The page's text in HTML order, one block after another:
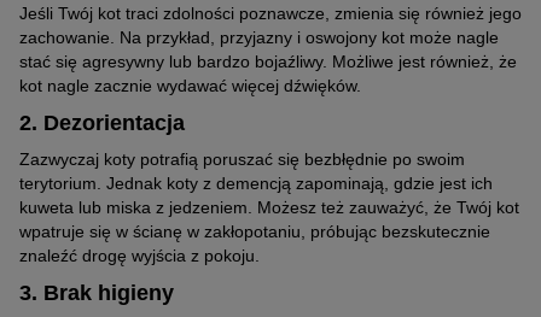
Jeśli Twój kot traci zdolności poznawcze, zmienia się również jego
zachowanie. Na przykład, przyjazny i oswojony kot może nagle
stać się agresywny lub bardzo bojaźliwy. Możliwe jest również, że
kot nagle zacznie wydawać więcej dźwięków.
2. Dezorientacja
Zazwyczaj koty potrafią poruszać się bezbłędnie po swoim
terytorium. Jednak koty z demencją zapominają, gdzie jest ich
kuweta lub miska z jedzeniem. Możesz też zauważyć, że Twój kot
wpatruje się w ścianę w zakłopotaniu, próbując bezskutecznie
znaleźć drogę wyjścia z pokoju.
3. Brak higieny